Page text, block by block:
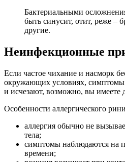
Бактериальными
быть синусит, отит, реже –
другие.
Неинфекционные
Если частое чихание и насморк
окружающих условиях, симптомы
и исчезают, возможно, вы имеете
Особенности аллергического
аллергия обычно не
тела;
симптомы наблюдаются на
времени;